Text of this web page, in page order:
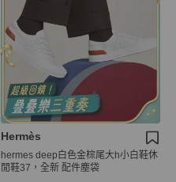
Hermès
hermes deep白色金棕尾大h小白鞋休
閒鞋37，全新 配件塵袋